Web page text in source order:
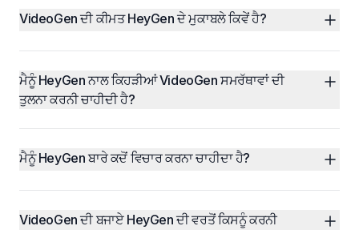
VideoGen ਦੀ ਕੀਮਤ HeyGen ਦੇ ਮੁਕਾਬਲੇ ਕਿਵੇਂ ਹੈ?
ਮੈਨੂੰ HeyGen ਨਾਲ ਕਿਹੜੀਆਂ VideoGen ਸਮਰੱਥਾਵਾਂ ਦੀ
ਤੁਲਨਾ ਕਰਨੀ ਚਾਹੀਦੀ ਹੈ?
ਮੈਨੂੰ HeyGen ਬਾਰੇ ਕਦੋਂ ਵਿਚਾਰ ਕਰਨਾ ਚਾਹੀਦਾ ਹੈ?
VideoGen ਦੀ ਬਜਾਏ HeyGen ਦੀ ਵਰਤੋਂ ਕਿਸਨੂੰ ਕਰਨੀ